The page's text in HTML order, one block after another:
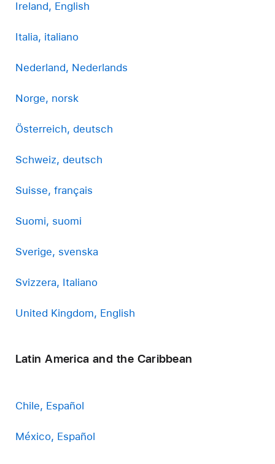
Ireland, English
Italia, italiano
Nederland, Nederlands
Norge, norsk
Österreich, deutsch
Schweiz, deutsch
Suisse, français
Suomi, suomi
Sverige, svenska
Svizzera, Italiano
United Kingdom, English
Latin America and the Caribbean
Chile, Español
México, Español